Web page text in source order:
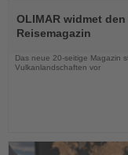
Sie
die
Nachrichten
OLIMAR widmet
Reisemagazin
Das neue 20-seitige Magazin
Vulkanlandschaften vor